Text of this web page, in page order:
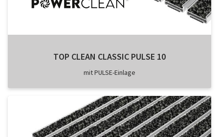
TOP CLEAN CLASSIC PULSE 10
mit PULSE-Einlage